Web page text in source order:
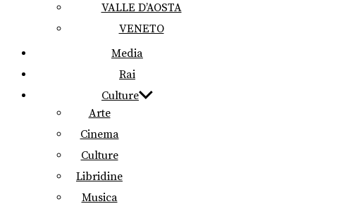
VALLE D’AOSTA
VENETO
Media
Rai
Culture
Arte
Cinema
Culture
Libridine
Musica